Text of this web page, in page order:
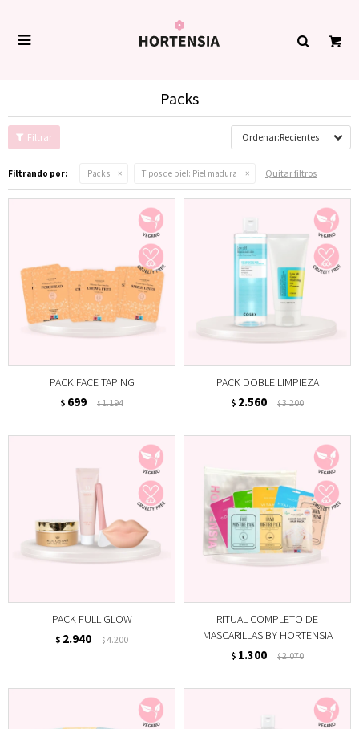

Packs
Recientes
Filtrando por: Packs Tipos de piel: Piel madura Quitar filtros
PACK FACE TAPING
$ 699 $1.194
PACK DOBLE LIMPIEZA
$ 2.560 $3.200
PACK FULL GLOW
$ 2.940 $4.200
RITUAL COMPLETO DE
MASCARILLAS BY HORTENSIA
$ 1.300 $2.070